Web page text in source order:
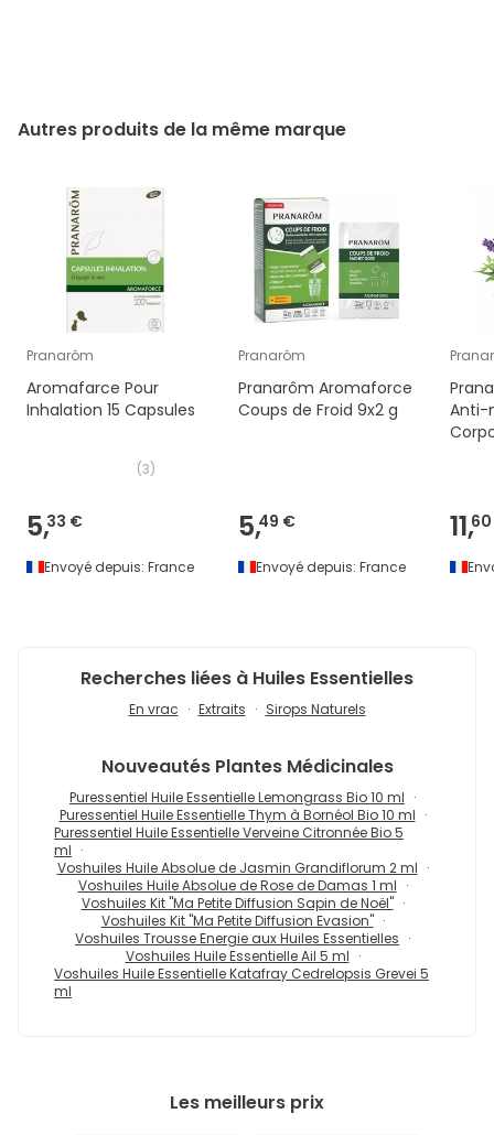
Autres produits de la même marque
Pranarôm
Aromafarce Pour
Inhalation 15 Capsules
(3)
5,33 €
Envoyé depuis: France
Pranarôm
Pranarôm Aromaforce
Coups de Froid 9x2 g
5,49 €
Envoyé depuis: France
Anti-
11,
Recherches liées à Huiles Essentielles
En vrac Extraits Sirops Naturels
Nouveautés Plantes Médicinales
Puressentiel Huile Essentielle Lemongrass Bio 10 ml
Puressentiel Huile Essentielle Thym à Bornéol Bio 10 ml
Puressentiel Huile Essentielle Verveine Citronnée Bio 5
ml
Voshuiles Huile Absolue de Jasmin Grandiflorum 2 ml
Voshuiles Huile Absolue de Rose de Damas 1 ml
Voshuiles Kit "Ma Petite Diffusion Sapin de Noël"
Voshuiles Kit "Ma Petite Diffusion Evasion"
Voshuiles Trousse Energie aux Huiles Essentielles
Voshuiles Huile Essentielle Ail 5 ml
Voshuiles Huile Essentielle Katafray Cedrelopsis Grevei 5
ml
Les meilleurs prix